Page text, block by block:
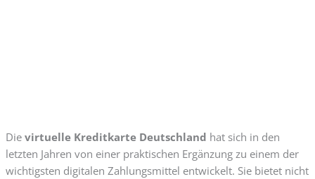
Die virtuelle Kreditkarte Deutschland hat sich in den
letzten Jahren von einer praktischen Ergänzung zu einem der
wichtigsten digitalen Zahlungsmittel entwickelt. Sie bietet nicht